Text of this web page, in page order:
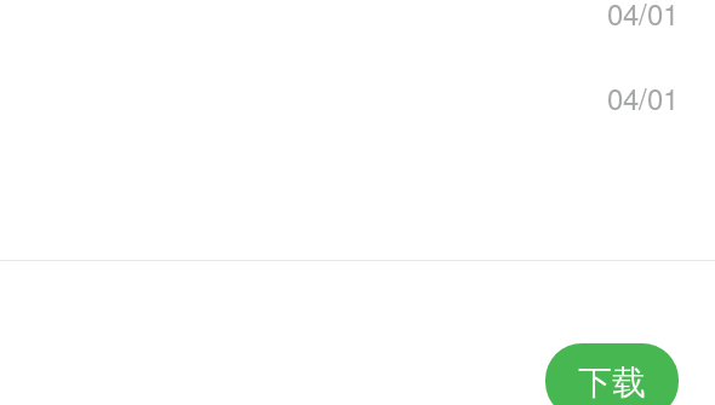
04/01
04/01
下载